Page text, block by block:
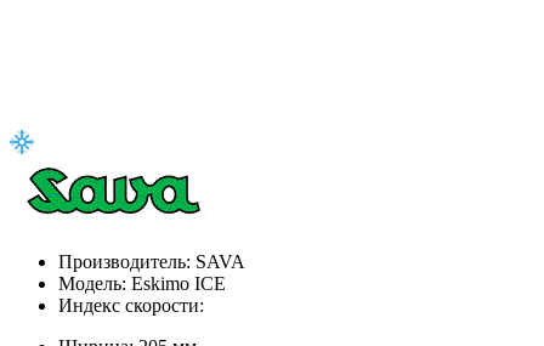
Производитель: SAVA
Модель: Eskimo ICE
Индекс скорости: